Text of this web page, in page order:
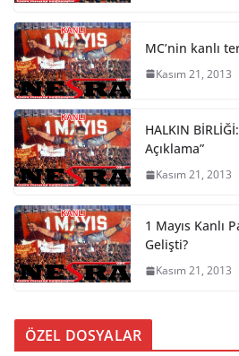
MC’nin kanlı
Kasım 21, 2013
HALKIN
Açıklama”
Kasım 21, 2013
1 Mayıs Kanlı
Gelişti?
Kasım 21, 2013
ÖZEL DOSYALAR